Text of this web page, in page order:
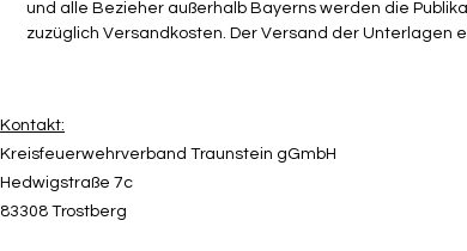
und alle Bezieher außerhalb Bayerns werden die
zuzüglich Versandkosten. Der Versand der Unterlagen
Kontakt:
Kreisfeuerwehrverband Traunstein gGmbH
Hedwigstraße 7c
83308 Trostberg